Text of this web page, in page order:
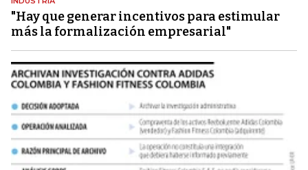
"Hay que generar incentivos para estimular
más la formalización empresarial"